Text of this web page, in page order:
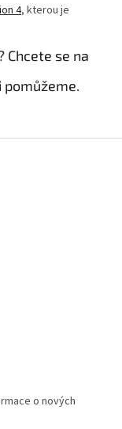
4, kterou je
se na
pomůžeme.
o nových